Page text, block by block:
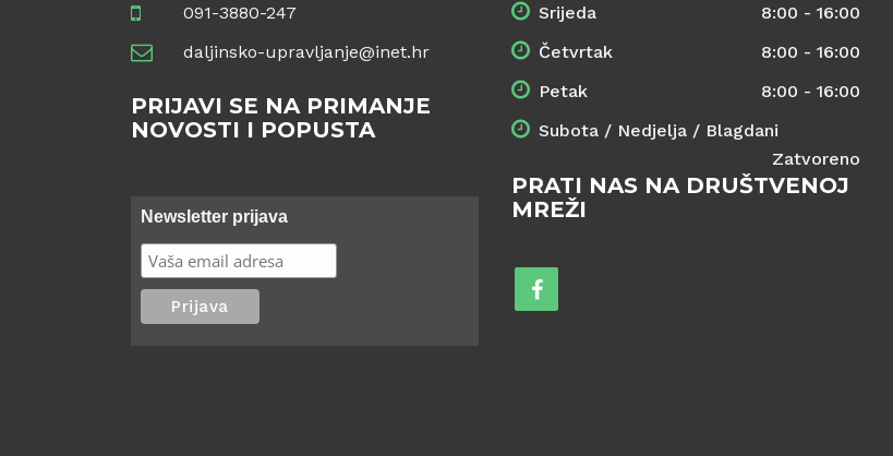
091-3880-247
daljinsko-upravljanje@inet.hr
PRIJAVI SE NA PRIMANJE
NOVOSTI I POPUSTA
Newsletter prijava
Srijeda
8:00 - 16:00
Četvrtak
8:00 - 16:00
Petak
8:00 - 16:00
Subota / Nedjelja / Blagdani
Zatvoreno
PRATI NAS NA DRUŠTVENOJ
MREŽI